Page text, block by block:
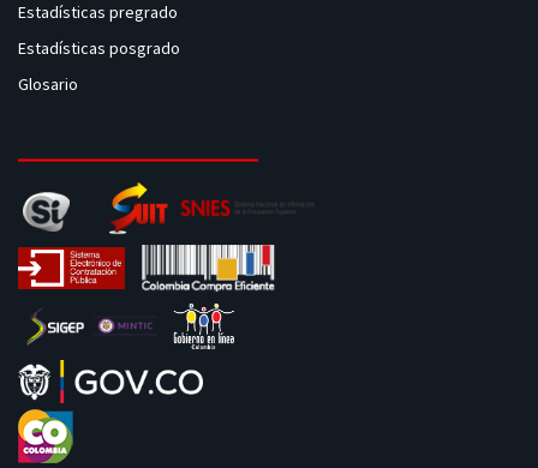
Estadísticas pregrado
Estadísticas posgrado
Glosario